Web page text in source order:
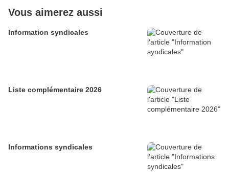
Vous aimerez aussi
Information syndicales
Liste complémentaire 2026
Informations syndicales